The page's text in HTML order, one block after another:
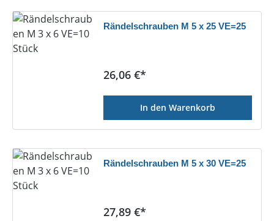
Rändelschrauben M 5 x 25 VE=25
Regulärer Preis:
26,06 €*
In den Warenkorb
Rändelschrauben M 5 x 30 VE=25
Regulärer Preis:
27,89 €*